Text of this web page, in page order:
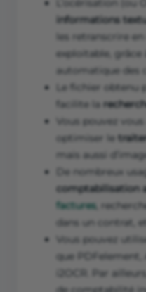
L’océrisation (ou
informations
les retranscrire
exploitable, grâce
automatique des
Le fichier obtenu
facilite la
Vous pouvez
optimiser le
mais aussi
De nombreux
comptabilisation
factures,
dans un contrat,
Vous pouvez
que
i2OCR. Par